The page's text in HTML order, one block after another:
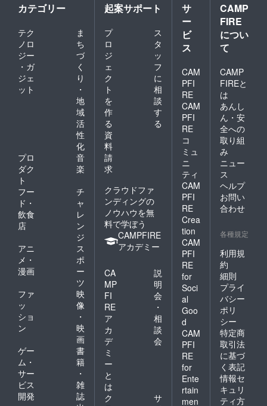
カテゴリー
テク
ノロ
ジー
・ガ
ジェ
ット
ま
ち
づ
く
り
・
地
域
活
性
化
プロ
ダク
ト
音
楽
フー
ド・
飲食
店
チ
ャ
レ
ン
ジ
アニ
メ・
漫画
ス
ポ
ー
ツ
ファ
ッ
ショ
ン
映
像
・
映
画
ゲー
ム・
サー
ビス
開発
書
籍
・
雑
誌
起案サポート
プ
ロ
ジ
ェ
ク
ト
を
作
る
ス
タ
ッ
フ
に
相
談
す
る
資
料
請
求
クラウドファ
ンディングの
ノウハウを無
料で学ぼう
CAMPFIRE
アカデミー
CA
MP
FI
RE
ア
カ
デ
ミ
ー
と
は
説
明
会
・
相
談
会
ク
サ
サ
ー
ビ
ス
CAM
PFI
RE
CAM
PFI
RE
コ
ミュ
ニ
ティ
CAM
PFI
RE
Crea
tion
CAM
PFI
RE
for
Soci
al
Goo
d
CAM
PFI
RE
for
Ente
rtain
men
CAMP
FIRE
につい
て
CAMP
FIREと
は
あんし
ん・安
全への
取り組
み
ニュー
ス
ヘルプ
お問い
合わせ
各種規定
利用規
約
細則
プライ
バシー
ポリ
シー
特定商
取引法
に基づ
く表記
情報セ
キュリ
ティ方